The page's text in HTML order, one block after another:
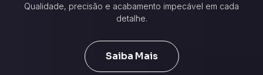
Qualidade, precisão e acabamento impecável em cada
detalhe.
Saiba Mais